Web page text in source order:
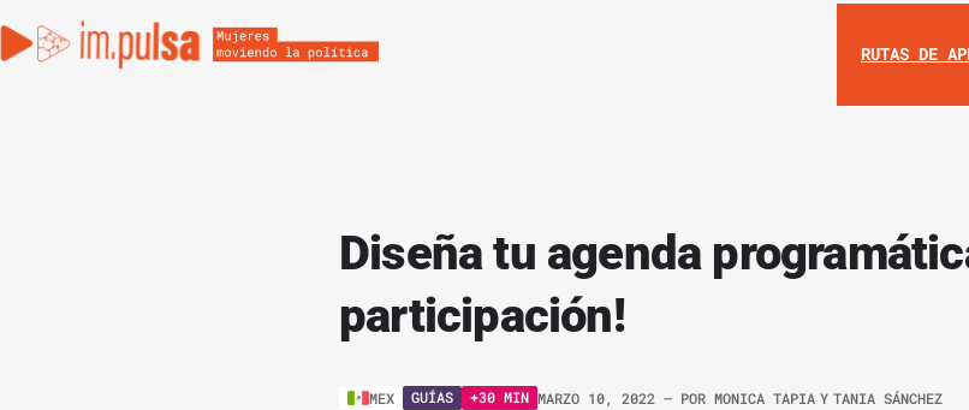
RUTAS DE
Diseña tu agenda
participación!
MEX GUÍAS +30 MIN MARZO 10, 2022 – POR MONICA TAPIA Y TANIA SÁNCHEZ